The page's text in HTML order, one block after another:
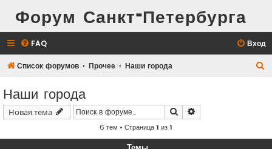
Форум Санкт-Петербурга
FAQ Вход
Список форумов Прочее Наши города
Наши города
Новая тема Поиск
6 тем • Страница1 из1